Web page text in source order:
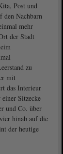
Post und
den Nachbarn
mehr
der Stadt
zu
mit
das Interieur
einer Sitzecke
und Co. über
hinab auf die
der heutige